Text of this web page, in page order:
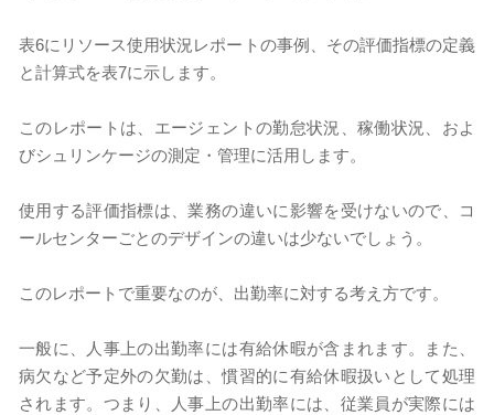
表6にリソース使用状況レポートの事例、その評価指標の定義
と計算式を表7に示します。
このレポートは、エージェントの勤怠状況、稼働状況、およ
びシュリンケージの測定・管理に活用します。
使用する評価指標は、業務の違いに影響を受けないので、コ
ールセンターごとのデザインの違いは少ないでしょう。
このレポートで重要なのが、出勤率に対する考え方です。
一般に、人事上の出勤率には有給休暇が含まれます。また、
病欠など予定外の欠勤は、慣習的に有給休暇扱いとして処理
されます。つまり、人事上の出勤率には、従業員が実際には